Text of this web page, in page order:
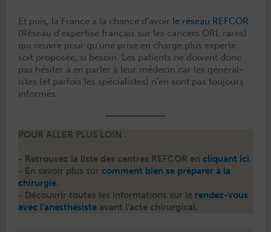
Et puis, la France a la chance d’avoir le réseau REFCOR
(Réseau d’expertise français sur les can­cers ORL rares)
qui œuvre pour qu’une prise en charge plus experte
soit pro­posée, si besoin. Les patients ne doivent donc
pas hésiter à en par­ler à leur médecin car les général­
istes (et par­fois les spé­cial­istes) n’en sont pas tou­jours
informés.
POUR ALLER PLUS LOIN :
- Retrou­vez la liste des cen­tres REFCOR en cli­quant ici.
- En savoir plus sur com­ment bien se pré­par­er à la
chirurgie.
- Décou­vrir toutes les infor­ma­tions sur le ren­dez-vous
avec l’anesthé­siste avant l’acte chirurgical.